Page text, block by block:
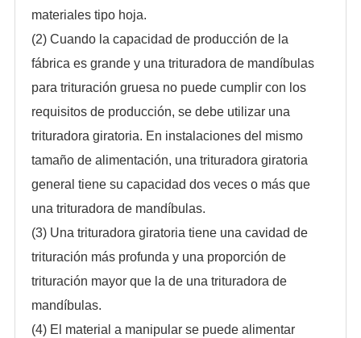
materiales tipo hoja.
(2) Cuando la capacidad de producción de la
fábrica es grande y una trituradora de mandíbulas
para trituración gruesa no puede cumplir con los
requisitos de producción, se debe utilizar una
trituradora giratoria. En instalaciones del mismo
tamaño de alimentación, una trituradora giratoria
general tiene su capacidad dos veces o más que
una trituradora de mandíbulas.
(3) Una trituradora giratoria tiene una cavidad de
trituración más profunda y una proporción de
trituración mayor que la de una trituradora de
mandíbulas.
(4) El material a manipular se puede alimentar